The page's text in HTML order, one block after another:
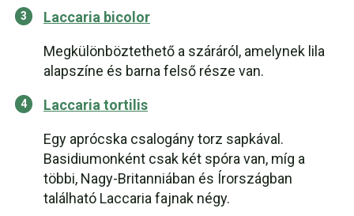
Laccaria bicolor
Megkülönböztethető a száráról, amelynek lila
alapszíne és barna felső része van.
Laccaria tortilis
Egy aprócska csalogány torz sapkával.
Basidiumonként csak két spóra van, míg a
többi, Nagy-Britanniában és Írországban
található Laccaria fajnak négy.